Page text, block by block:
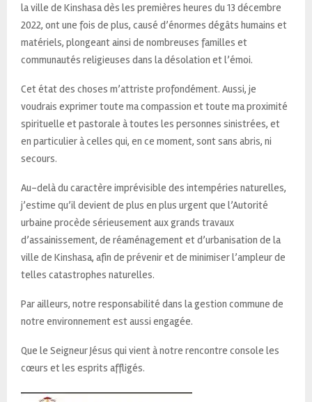
la ville de Kinshasa dès les premières heures du 13 décembre
2022, ont une fois de plus, causé d’énormes dégâts humains et
matériels, plongeant ainsi de nombreuses familles et
communautés religieuses dans la désolation et l’émoi.
Cet état des choses m’attriste profondément. Aussi, je
voudrais exprimer toute ma compassion et toute ma proximité
spirituelle et pastorale à toutes les personnes sinistrées, et
en particulier à celles qui, en ce moment, sont sans abris, ni
secours.
Au-delà du caractère imprévisible des intempéries naturelles,
j’estime qu’il devient de plus en plus urgent que l’Autorité
urbaine procède sérieusement aux grands travaux
d’assainissement, de réaménagement et d’urbanisation de la
ville de Kinshasa, afin de prévenir et de minimiser l’ampleur de
telles catastrophes naturelles.
Par ailleurs, notre responsabilité dans la gestion commune de
notre environnement est aussi engagée.
Que le Seigneur Jésus qui vient à notre rencontre console les
cœurs et les esprits affligés.